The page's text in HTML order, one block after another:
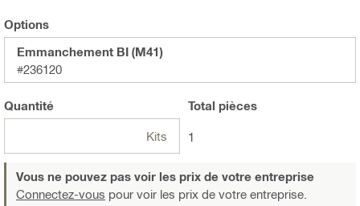
Options
Emmanchement BI (M41)
#236120
Quantité
Kits
Total pièces
1
Vous ne pouvez pas voir les prix de votre entreprise
Connectez-vous pour voir les prix de votre entreprise.